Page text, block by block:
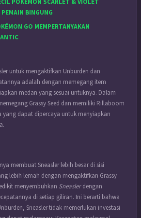
POKÉMON SCARLET & VIOLET
BINGUNG
GO MEMPERTANYAKAN
untuk mengaktifkan Unburden dan
adalah dengan memegang item
medan yang sesuai untuknya. Dalam
Grassy Seed dan memiliki Rillaboom
yang dapat dipercaya untuk menyiapkan
membuat Sneasler lebih besar di sisi
lebih lemah dengan mengaktifkan Grassy
menyembuhkan Sneaslerdengan
di setiap giliran. Ini berarti bahwa
Sneasler tidak memerlukan investasi